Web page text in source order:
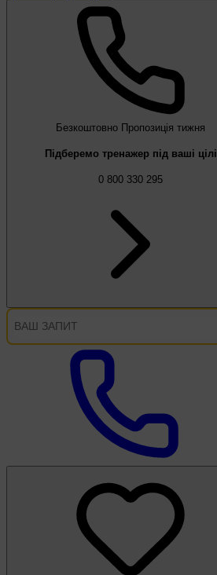
Безкоштовно Пропозиція тижня
Підберемо тренажер під ваші цілі
0 800 330 295